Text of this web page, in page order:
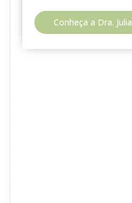
Conheça a Dra. Julia